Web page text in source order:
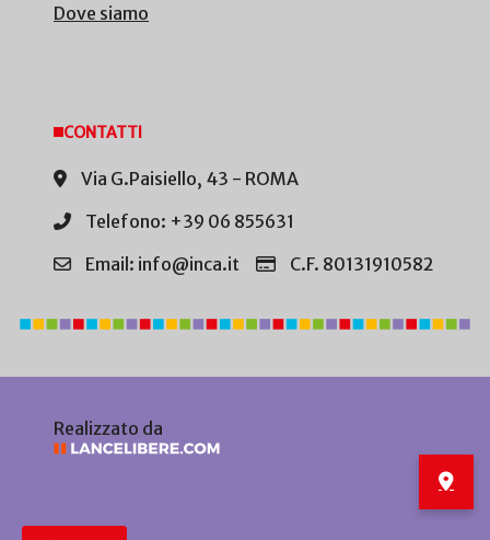
Dove siamo
CONTATTI
Via G.Paisiello, 43 - ROMA
Telefono: +39 06 855631
Email: info@inca.it
C.F. 80131910582
Realizzato da